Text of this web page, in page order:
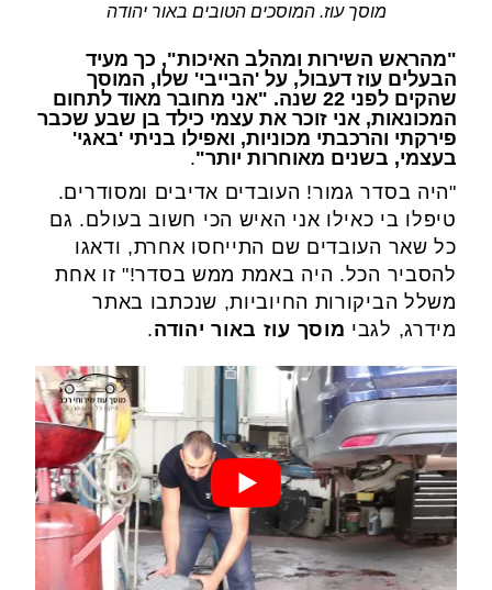
מוסך עוז. המוסכים הטובים באור יהודה
"מהראש השירות ומהלב האיכות", כך מעיד
הבעלים עוז דעבול, על 'הבייבי' שלו, המוסך
שהקים לפני 22 שנה. "אני מחובר מאוד לתחום
המכונאות, אני זוכר את עצמי כילד בן שבע שכבר
פירקתי והרכבתי מכוניות, ואפילו בניתי 'באגי'
בעצמי, בשנים מאוחרות יותר".
"היה בסדר גמור! העובדים אדיבים ומסודרים.
טיפלו בי כאילו אני האיש הכי חשוב בעולם. גם
כל שאר העובדים שם התייחסו אחרת, ודאגו
להסביר הכל. היה באמת ממש בסדר!" זו אחת
משלל הביקורות החיוביות, שנכתבו באתר
מידרג, לגבי מוסך עוז באור יהודה.